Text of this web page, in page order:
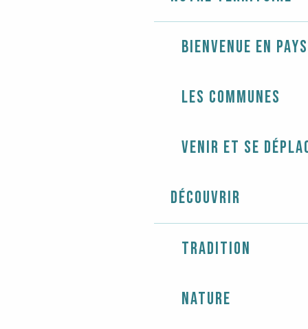
Bienvenue en
Les communes
Venir et se
Découvrir
Tradition
Nature